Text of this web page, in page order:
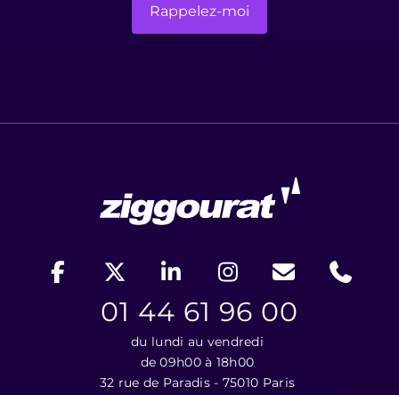
01 44 61 96 00
du lundi au vendredi
de 09h00 à 18h00
32 rue de Paradis - 75010 Paris